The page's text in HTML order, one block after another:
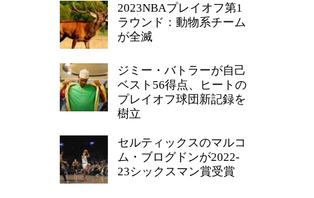
2023NBAプレイオフ第1
ラウンド：動物系チーム
が全滅
ジミー・バトラーが自己
ベスト56得点、ヒートの
プレイオフ球団新記録を
樹立
セルティックスのマルコ
ム・ブログドンが2022-
23シックスマン賞受賞